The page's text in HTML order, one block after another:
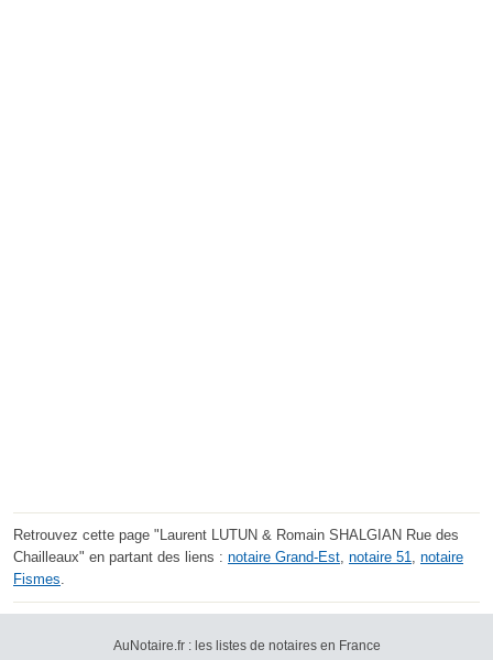
Retrouvez cette page "Laurent LUTUN & Romain SHALGIAN Rue des
Chailleaux" en partant des liens : notaire Grand-Est, notaire 51, notaire
Fismes.
AuNotaire.fr : les listes de notaires en France